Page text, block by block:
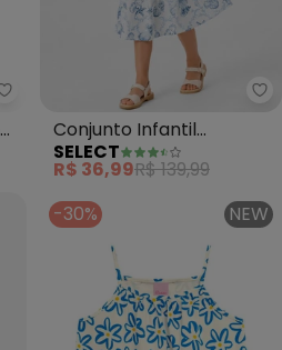
Malwee Kids - Conjunto
Conjunto Infantil
Feminino Saia e Regata
(Bege)
SELECT
R$ 36,99R$ 139,99
-30% NEW